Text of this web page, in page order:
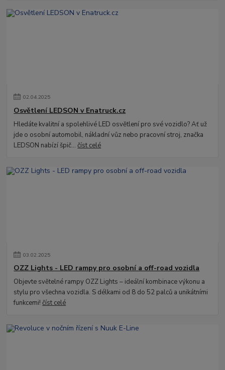
02.04.2025
Osvětlení LEDSON v Enatruck.cz
Hledáte kvalitní a spolehlivé LED osvětlení pro své vozidlo? Ať už
jde o osobní automobil, nákladní vůz nebo pracovní stroj, značka
LEDSON nabízí špič...číst celé
03.02.2025
OZZ Lights - LED rampy pro osobní a off-road vozidla
Objevte světelné rampy OZZ Lights – ideální kombinace výkonu a
stylu pro všechna vozidla. S délkami od 8 do 52 palců a unikátními
funkcemi!číst celé